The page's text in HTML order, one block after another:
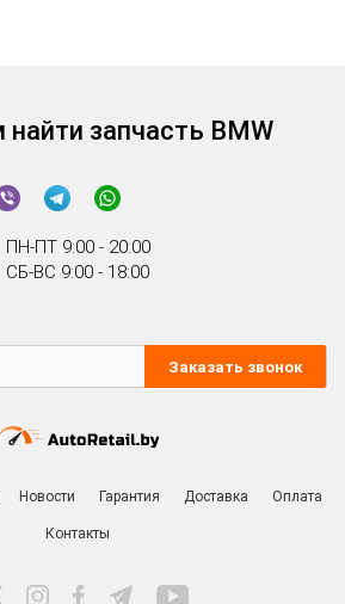
запчасть BMW
ПН-ПТ 9:00 - 20:00
СБ-ВС 9:00 - 18:00
Заказать звонок
Новости Гарантия Доставка Оплата
Контакты